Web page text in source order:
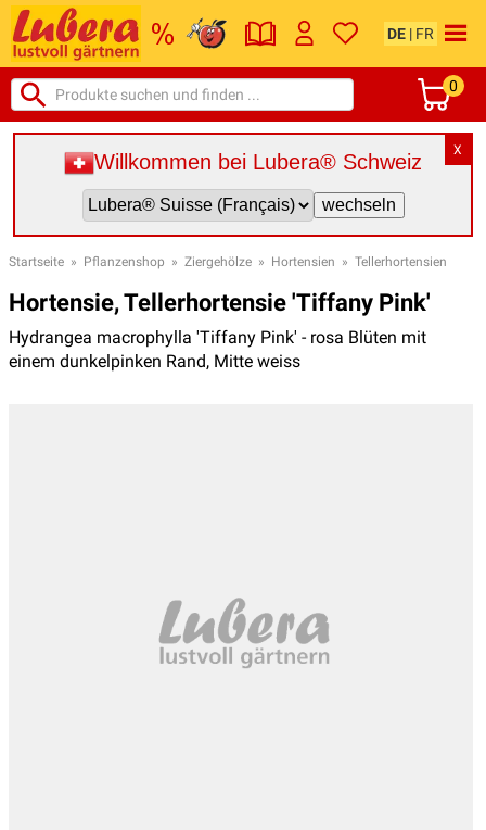
DE | FR
0
X
Willkommen bei Lubera® Schweiz
Startseite » Pflanzenshop » Ziergehölze » Hortensien » Tellerhortensien
Hortensie, Tellerhortensie 'Tiffany Pink'
Hydrangea macrophylla 'Tiffany Pink' - rosa Blüten mit
einem dunkelpinken Rand, Mitte weiss